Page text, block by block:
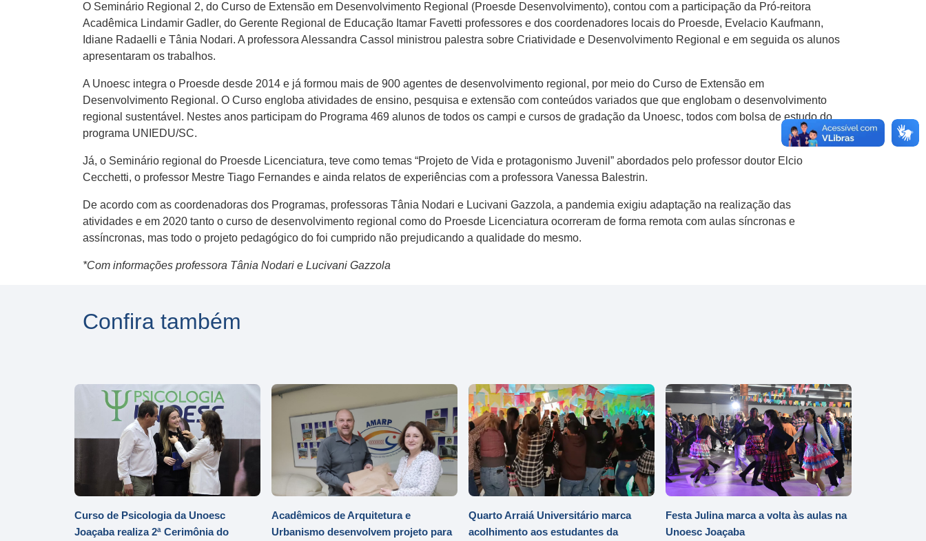
O Seminário Regional 2, do Curso de Extensão em Desenvolvimento Regional (Proesde Desenvolvimento), contou com a participação da Pró-reitora
Acadêmica Lindamir Gadler, do Gerente Regional de Educação Itamar Favetti professores e dos coordenadores locais do Proesde, Evelacio Kaufmann,
Idiane Radaelli e Tânia Nodari. A professora Alessandra Cassol ministrou palestra sobre Criatividade e Desenvolvimento Regional e em seguida os alunos
apresentaram os trabalhos.
A Unoesc integra o Proesde desde 2014 e já formou mais de 900 agentes de desenvolvimento regional, por meio do Curso de Extensão em
Desenvolvimento Regional. O Curso engloba atividades de ensino, pesquisa e extensão com conteúdos variados que que englobam o desenvolvimento
regional sustentável. Nestes anos participam do Programa 469 alunos de todos os campi e cursos de gradação da Unoesc, todos com bolsa de estudo do
programa UNIEDU/SC.
Já, o Seminário regional do Proesde Licenciatura, teve como temas “Projeto de Vida e protagonismo Juvenil” abordados pelo professor doutor Elcio
Cecchetti, o professor Mestre Tiago Fernandes e ainda relatos de experiências com a professora Vanessa Balestrin.
De acordo com as coordenadoras dos Programas, professoras Tânia Nodari e Lucivani Gazzola, a pandemia exigiu adaptação na realização das
atividades e em 2020 tanto o curso de desenvolvimento regional como do Proesde Licenciatura ocorreram de forma remota com aulas síncronas e
assíncronas, mas todo o projeto pedagógico do foi cumprido não prejudicando a qualidade do mesmo.
*Com informações professora Tânia Nodari e Lucivani Gazzola
Confira também
Curso de Psicologia da Unoesc
Joaçaba realiza 2ª Cerimônia do
Acadêmicos de Arquitetura e
Urbanismo desenvolvem projeto para
Quarto Arraiá Universitário marca
acolhimento aos estudantes da
Festa Julina marca a volta às aulas na
Unoesc Joaçaba